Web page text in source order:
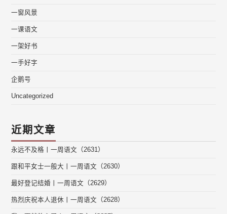
一窗风景
一课语文
一架好书
一手好字
企鹅号
Uncategorized
近期文章
永远不及格丨一周语文（2631）
跟和平女士一般大丨一周语文（2630）
最好登记结婚丨一周语文（2629）
热烈庆祝本人退休丨一周语文（2628）